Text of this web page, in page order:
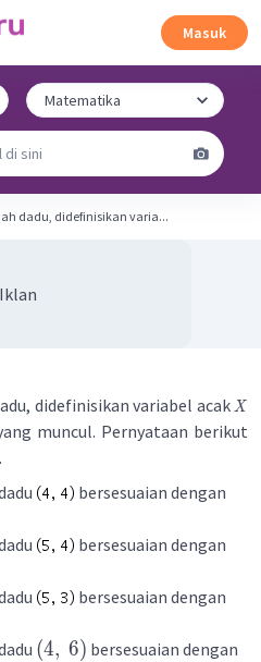
Masuk
dadu, didefinisikan varia...
Iklan
didefinisikan variabel acak X
muncul. Pernyataan berikut
bersesuaian dengan
bersesuaian dengan
bersesuaian dengan
(4, 6) bersesuaian dengan